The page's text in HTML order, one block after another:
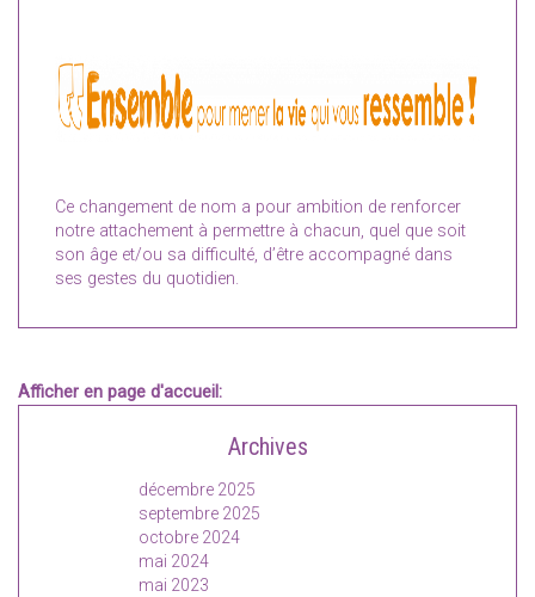
Ce changement de nom a pour ambition de renforcer
notre attachement à permettre à chacun, quel que soit
son âge et/ou sa difficulté, d’être accompagné dans
ses gestes du quotidien.
Afficher en page d'accueil:
Archives
décembre 2025
septembre 2025
octobre 2024
mai 2024
mai 2023